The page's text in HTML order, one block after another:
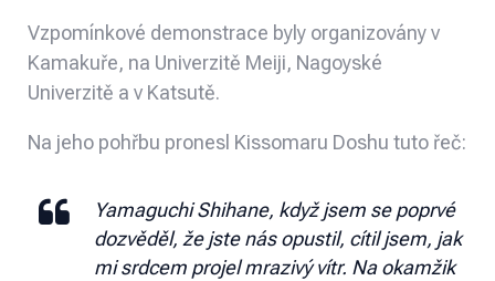
Vzpomínkové demonstrace byly organizovány v
Kamakuře, na Univerzitě Meiji, Nagoyské
Univerzitě a v Katsutě.
Na jeho pohřbu pronesl Kissomaru Doshu tuto řeč:
Yamaguchi Shihane, když jsem se poprvé
dozvěděl, že jste nás opustil, cítil jsem, jak
mi srdcem projel mrazivý vítr. Na okamžik